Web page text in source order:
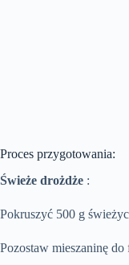
Proces przygotowania:
Świeże drożdże :
Pokruszyć 500 g
Pozostaw mieszaninę